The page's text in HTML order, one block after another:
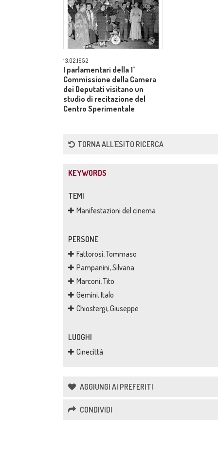
13.02.1952
I parlamentari della 1^
Commissione della Camera
dei Deputati visitano un
studio di recitazione del
Centro Sperimentale
TORNA ALL'ESITO RICERCA
KEYWORDS
TEMI
Manifestazioni del cinema
PERSONE
Fattorosi, Tommaso
Pampanini, Silvana
Marconi, Tito
Gemini, Italo
Chiostergi, Giuseppe
LUOGHI
Cinecittà
AGGIUNGI AI PREFERITI
CONDIVIDI